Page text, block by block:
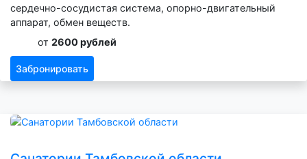
сердечно-сосудистая система, опорно-двигательный
аппарат, обмен веществ.
от 2600 рублей
Забронировать